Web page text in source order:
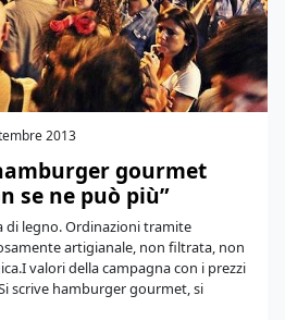
2013
gourmet
se ne può più”
di legno. Ordinazioni tramite
artigianale, non filtrata, non
valori della campagna con i prezzi
scrive hamburger gourmet, si